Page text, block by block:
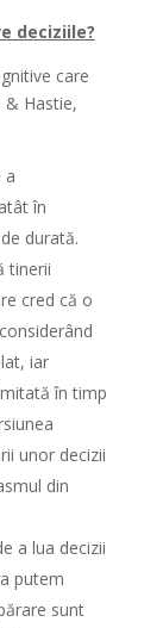
deciziile?
care
& Hastie,
a
în
durată.
tinerii
cred că o
iar
în timp
unor decizii
din
a lua decizii
putem
sunt